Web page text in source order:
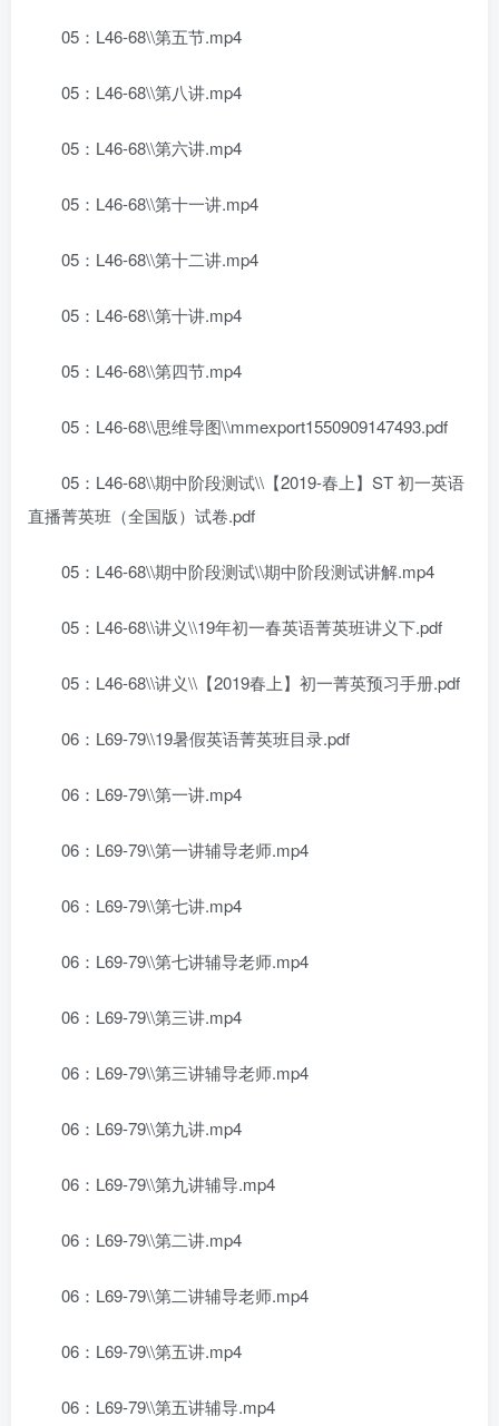
05：L46-68\\第五节.mp4
05：L46-68\\第八讲.mp4
05：L46-68\\第六讲.mp4
05：L46-68\\第十一讲.mp4
05：L46-68\\第十二讲.mp4
05：L46-68\\第十讲.mp4
05：L46-68\\第四节.mp4
05：L46-68\\思维导图\\mmexport1550909147493.pdf
05：L46-68\\期中阶段测试\\【2019-春上】ST 初一英语
直播菁英班（全国版）试卷.pdf
05：L46-68\\期中阶段测试\\期中阶段测试讲解.mp4
05：L46-68\\讲义\\19年初一春英语菁英班讲义下.pdf
05：L46-68\\讲义\\【2019春上】初一菁英预习手册.pdf
06：L69-79\\19暑假英语菁英班目录.pdf
06：L69-79\\第一讲.mp4
06：L69-79\\第一讲辅导老师.mp4
06：L69-79\\第七讲.mp4
06：L69-79\\第七讲辅导老师.mp4
06：L69-79\\第三讲.mp4
06：L69-79\\第三讲辅导老师.mp4
06：L69-79\\第九讲.mp4
06：L69-79\\第九讲辅导.mp4
06：L69-79\\第二讲.mp4
06：L69-79\\第二讲辅导老师.mp4
06：L69-79\\第五讲.mp4
06：L69-79\\第五讲辅导.mp4